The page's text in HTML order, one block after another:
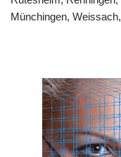
Münchingen,